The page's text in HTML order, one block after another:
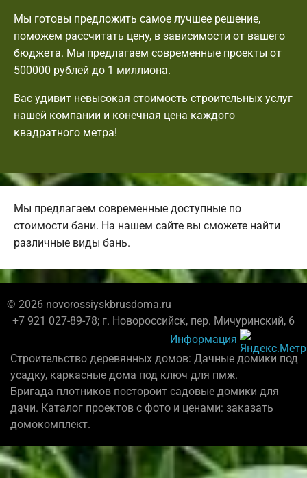
Мы готовы предложить самое лучшее решение,
поможем рассчитать цену, в зависимости от вашего
бюджета. Мы предлагаем современные проекты от
500000 рублей до 1 миллиона.
Вас удивит невысокая стоимость строительных услуг
нашей компании и конечная цена каждого
квадратного метра!
Мы предлагаем современные доступные по
стоимости бани. На нашем сайте вы сможете найти
различные виды бань.
© 2026 novorossiyskbrusdoma.ru
+7 921 027-89-78; г. Новороссийск, пер. Мичуринский, 6
Информация
Строительство деревянных домов: Дачные домики под
усадку, каркасные дома под ключ для пмж.
Бригада плотников постороит садовые домики для
дачи. Каталог проектов с фото и ценами: заказать
домокомплект.